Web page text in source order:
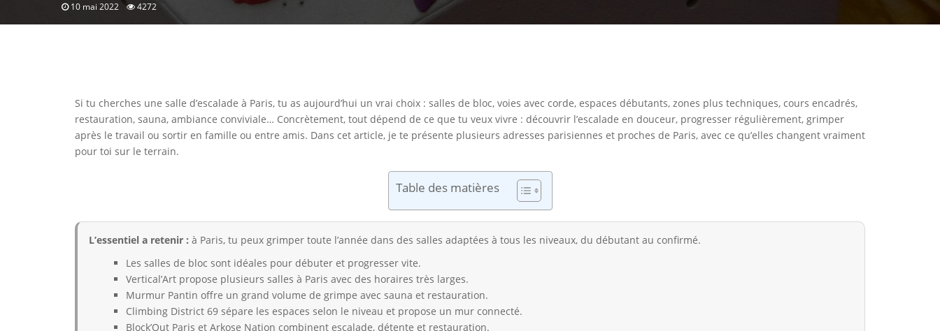
10 mai 2022 4272
Si tu cherches une salle d’escalade à Paris, tu as aujourd’hui un vrai choix : salles de bloc, voies avec corde, espaces débutants, zones plus techniques, cours encadrés,
restauration, sauna, ambiance conviviale… Concrètement, tout dépend de ce que tu veux vivre : découvrir l’escalade en douceur, progresser régulièrement, grimper
après le travail ou sortir en famille ou entre amis. Dans cet article, je te présente plusieurs adresses parisiennes et proches de Paris, avec ce qu’elles changent vraiment
pour toi sur le terrain.
Table des matières
L’essentiel a retenir : à Paris, tu peux grimper toute l’année dans des salles adaptées à tous les niveaux, du débutant au confirmé.
Les salles de bloc sont idéales pour débuter et progresser vite.
Vertical’Art propose plusieurs salles à Paris avec des horaires très larges.
Murmur Pantin offre un grand volume de grimpe avec sauna et restauration.
Climbing District 69 sépare les espaces selon le niveau et propose un mur connecté.
Block’Out Paris et Arkose Nation combinent escalade, détente et restauration.